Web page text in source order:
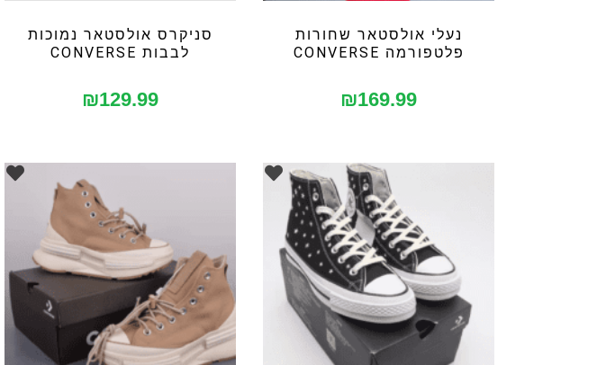
נעלי אולסטאר שחורות
פלטפורמה CONVERSE
₪169.99
סניקרס אולסטאר נמוכות
לבבות CONVERSE
₪129.99